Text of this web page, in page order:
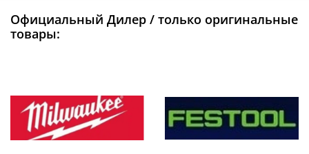
Официальный Дилер / только оригинальные
товары: